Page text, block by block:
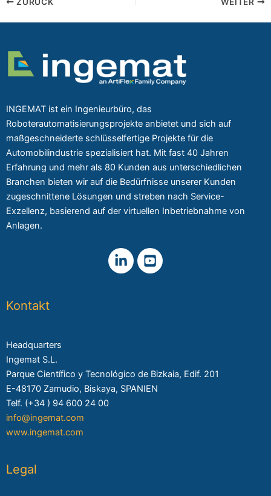
INGEMAT ist ein Ingenieurbüro, das
Roboterautomatisierungsprojekte anbietet und sich auf
maßgeschneiderte schlüsselfertige Projekte für die
Automobilindustrie spezialisiert hat. Mit fast 40 Jahren
Erfahrung und mehr als 80 Kunden aus unterschiedlichen
Branchen bieten wir auf die Bedürfnisse unserer Kunden
zugeschnittene Lösungen und streben nach Service-
Exzellenz, basierend auf der virtuellen Inbetriebnahme von
Anlagen.
Kontakt
Headquarters
Ingemat S.L.
Parque Científico y Tecnológico de Bizkaia, Edif. 201
E-48170 Zamudio, Biskaya, SPANIEN
Telf. (+34 ) 94 600 24 00
info@ingemat.com
www.ingemat.com
Legal